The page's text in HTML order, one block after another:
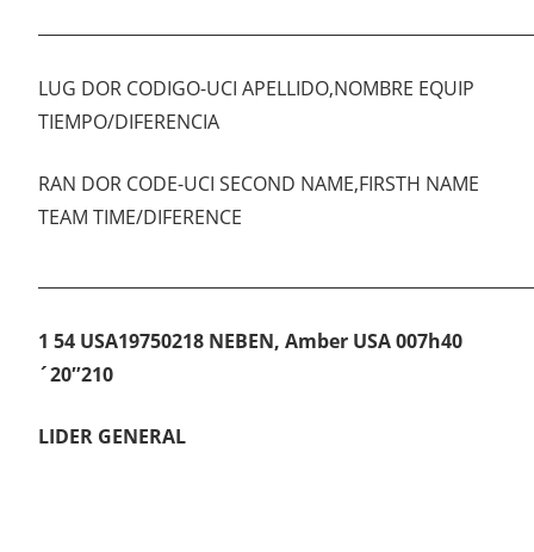
LUG DOR CODIGO-UCI APELLIDO,NOMBRE EQUIP
TIEMPO/DIFERENCIA
RAN DOR CODE-UCI SECOND NAME,FIRSTH NAME
TEAM TIME/DIFERENCE
1 54 USA19750218 NEBEN, Amber USA 007h40
´20″210
LIDER GENERAL